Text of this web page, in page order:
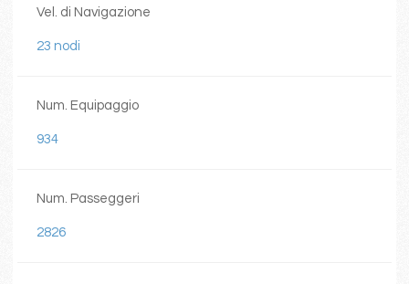
Vel. di Navigazione
23 nodi
Num. Equipaggio
934
Num. Passeggeri
2826